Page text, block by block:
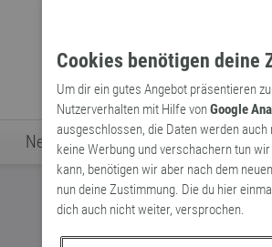
Cookies benötigen deine
Um dir ein gutes Angebot präsentieren
Nutzerverhalten mit Hilfe vonGoogle
ausgeschlossen, die Daten werden
keine Werbung und verschachern tun
kann, benötigen wir aber nach dem neuen
nun deine Zustimmung. Die du hier
dich auch nicht weiter, versprochen.
Neologismen Archaismen